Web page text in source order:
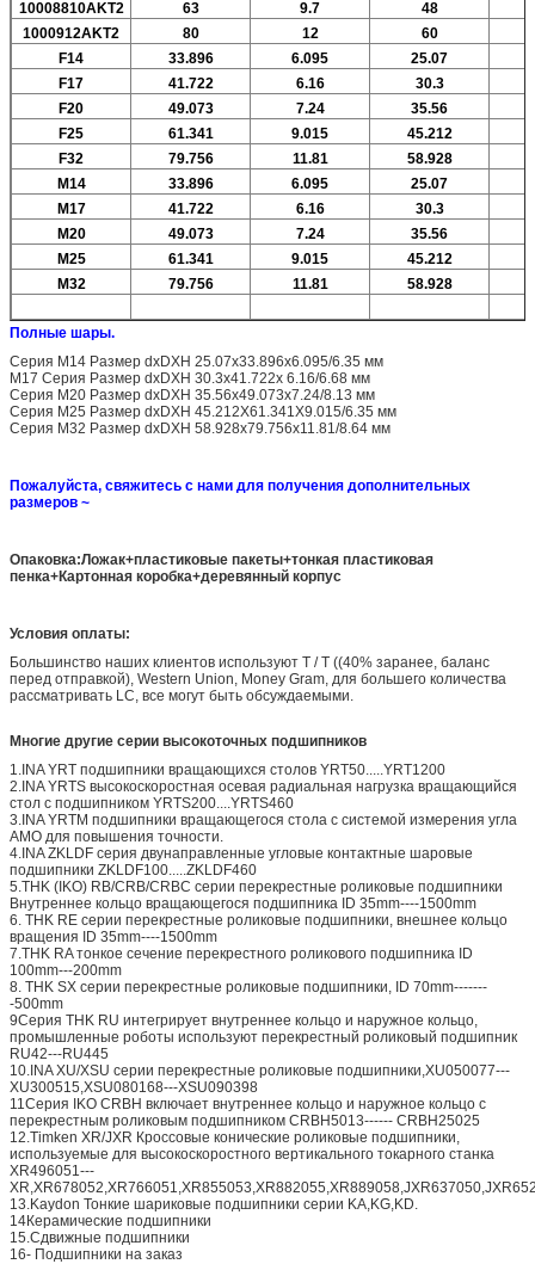
10008810AKT2 63 9.7
48
1000912AKT2
80 12
60
F14
33.896 6.095 25.07
F17
41.722 6.16 30.3
F20
49.073 7.24 35.56
F25
61.341 9.015 45.212
F32
79.756 11.81 58.928
М14
33.896 6.095 25.07
М17
41.722 6.16 30.3
M20
49.073 7.24 35.56
M25
61.341 9.015 45.212
M32
79.756 11.81 58.928
Полные шары.
Серия M14 Размер dxDXH 25.07x33.896x6.095/6.35 мм
M17 Серия Размер dxDXH 30.3x41.722x 6.16/6.68 мм
Серия M20 Размер dxDXH 35.56x49.073x7.24/8.13 мм
Серия M25 Размер dxDXH 45.212X61.341X9.015/6.35 мм
Серия M32 Размер dxDXH 58.928x79.756x11.81/8.64 мм
Пожалуйста, свяжитесь с нами для получения дополнительных
размеров ~
Опаковка:Ложак+пластиковые пакеты+тонкая пластиковая
пенка+Картонная коробка+деревянный корпус
Условия оплаты:
Большинство наших клиентов используют T / T ((40% заранее, баланс
перед отправкой), Western Union, Money Gram, для большего количества
рассматривать LC, все могут быть обсуждаемыми.
Многие другие серии высокоточных подшипников
1.INA YRT подшипники вращающихся столов YRT50.....YRT1200
2.INA YRTS высокоскоростная осевая радиальная нагрузка вращающийся
стол с подшипником YRTS200....YRTS460
3.INA YRTM подшипники вращающегося стола с системой измерения угла
AMO для повышения точности.
4.INA ZKLDF серия двунаправленные угловые контактные шаровые
подшипники ZKLDF100.....ZKLDF460
5.THK (IKO) RB/CRB/CRBC серии перекрестные роликовые подшипники
Внутреннее кольцо вращающегося подшипника ID 35mm----1500mm
6. THK RE серии перекрестные роликовые подшипники, внешнее кольцо
вращения ID 35mm----1500mm
7.THK RA тонкое сечение перекрестного роликового подшипника ID
100mm---200mm
8. THK SX серии перекрестные роликовые подшипники, ID 70mm-------
-500mm
9Серия THK RU интегрирует внутреннее кольцо и наружное кольцо,
промышленные роботы используют перекрестный роликовый подшипник
RU42---RU445
10.INA XU/XSU серии перекрестные роликовые подшипники,XU050077---
XU300515,XSU080168---XSU090398
11Серия IKO CRBH включает внутреннее кольцо и наружное кольцо с
перекрестным роликовым подшипником CRBH5013------ CRBH25025
12.Timken XR/JXR Кроссовые конические роликовые подшипники,
используемые для высокоскоростного вертикального токарного станка
XR496051---
13.Kaydon Тонкие шариковые подшипники серии KA,KG,KD.
14Керамические подшипники
15.Сдвижные подшипники
16- Подшипники на заказ